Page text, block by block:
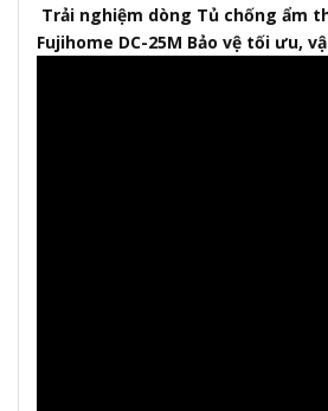
Trải nghiệm dòng Tủ chống ẩm
Fujihome DC-25M Bảo vệ tối ưu,